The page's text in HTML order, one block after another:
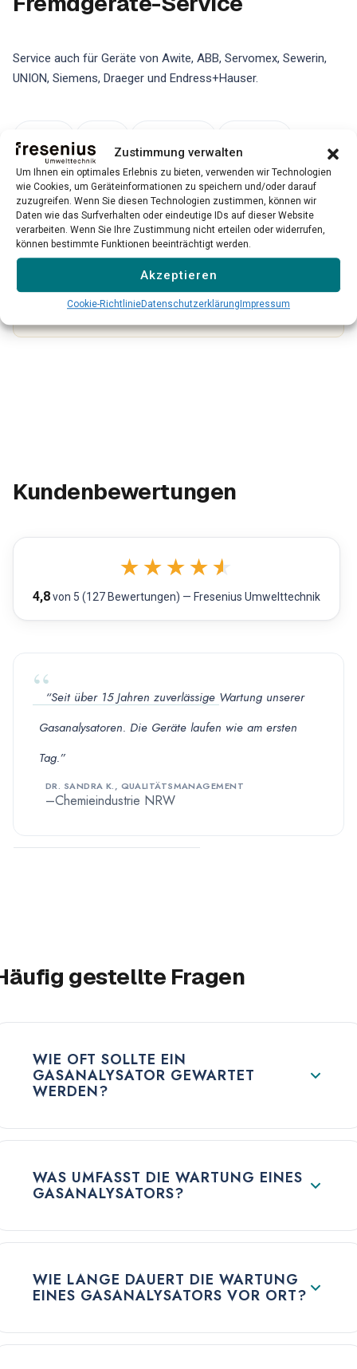
Zustimmung verwalten
Um Ihnen ein optimales Erlebnis zu bieten, verwenden wir Technologien
wie Cookies, um Geräteinformationen zu speichern und/oder darauf
zuzugreifen. Wenn Sie diesen Technologien zustimmen, können wir
Daten wie das Surfverhalten oder eindeutige IDs auf dieser Website
verarbeiten. Wenn Sie Ihre Zustimmung nicht erteilen oder widerrufen,
können bestimmte Funktionen beeinträchtigt werden.
Akzeptieren
Cookie-RichtlinieDatenschutzerklärung Impressum
Service auch für Geräte von Awite, ABB, Servomex, Sewerin,
UNION, Siemens, Draeger und Endress+Hauser.
UNION Siemens Draeger
Endress+Hauser
Bitte beachten Sie: Unser Service für Fremdgeräte ist
nicht für alle Modelle und Hersteller verfügbar. Wir prüfen
jeden Einzelfall individuell.
Kundenbewertungen
★ ★ ★ ★ ★
4,8von 5 (127 Bewertungen) — Fresenius Umwelttechnik
“Seit über 15 Jahren zuverlässige Wartung unserer
Gasanalysatoren. Die Geräte laufen wie am ersten
Tag.”
DR. SANDRA K., QUALITÄTSMANAGEMENT
Chemieindustrie NRW
gestellte Fragen
WIE OFT SOLLTE EIN
GASANALYSATOR GEWARTET
WERDEN?
WAS UMFASST DIE WARTUNG EINES
GASANALYSATORS?
WIE LANGE DAUERT DIE WARTUNG
EINES GASANALYSATORS VOR ORT?
→